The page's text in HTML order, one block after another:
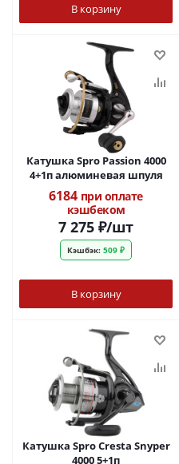
В корзину
Катушка Spro Passion 4000
4+1п алюминевая шпуля
6184 при оплате
кэшбеком
7 275 ₽/шт
Кэшбэк: 509 ₽
В корзину
Катушка Spro Cresta Snyper
4000 5+1п